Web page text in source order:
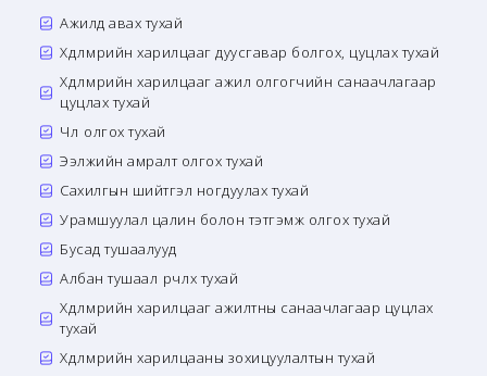
Ажилд авах тухай
Хөдөлмөрийн харилцааг дуусгавар болгох, цуцлах тухай
Хөдөлмөрийн харилцааг ажил олгогчийн санаачлагаар
цуцлах тухай
Чөлөө олгох тухай
Ээлжийн амралт олгох тухай
Сахилгын шийтгэл ногдуулах тухай
Урамшуулал цалин болон тэтгэмж олгох тухай
Бусад тушаалууд
Албан тушаал өөрчлөх тухай
Хөдөлмөрийн харилцааг ажилтны санаачлагаар цуцлах
тухай
Хөдөлмөрийн харилцааны зохицуулалтын тухай